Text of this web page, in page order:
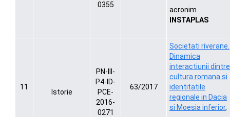
0355
acronim
INSTAPLAS
11
Istorie
PN-III-
P4-ID-
PCE-
2016-
0271
63/2017
Societati riverane.
Dinamica
interactiunii dintre
cultura romana si
identitatile
regionale in Dacia
si Moesia inferior,